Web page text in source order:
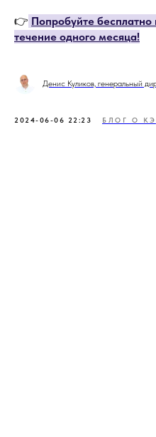
👉 Попробуйте
течение одного месяца!
Денис Куликов, генеральный
2024-06-06 22:23 БЛОГ О